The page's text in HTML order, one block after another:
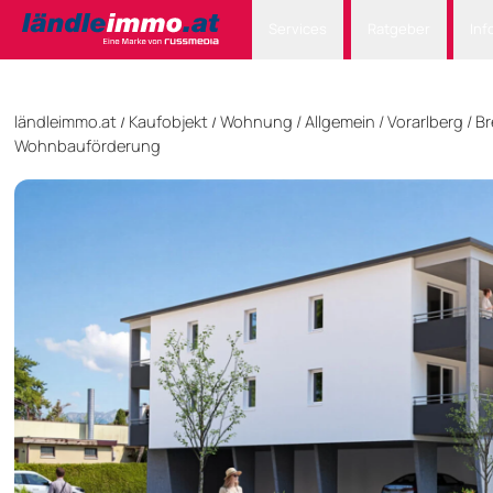
ländleimmo.at / Kaufobjekt / Wohnung /Allgemein /Vorarlberg /
Wohnbauförderung